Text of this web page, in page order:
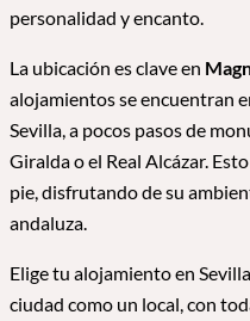
personalidad y encanto.
La ubicación es clave en
alojamientos se encuentran
Sevilla, a pocos pasos de
Giralda o el Real Alcázar.
pie, disfrutando de su
andaluza.
Elige tu alojamiento en
ciudad como un local, con